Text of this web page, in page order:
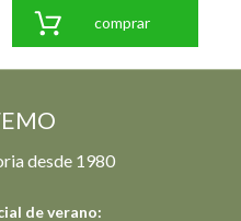
comprar
desde 1980
de verano: